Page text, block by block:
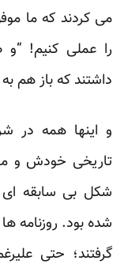
می کردند که ما
را عملی کنیم! “و
داشتند که باز هم
و اینها همه در
تاریخی خودش و
شکل بی سابقه
شده بود. روزنامه
گرفتند؛ حتی